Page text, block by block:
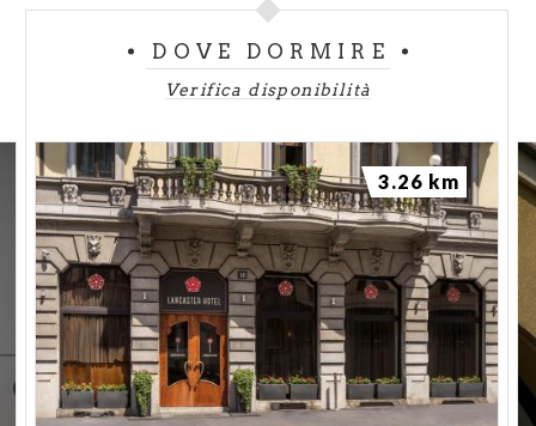
DOVE DORMIRE
Verifica disponibilità
3.26 km